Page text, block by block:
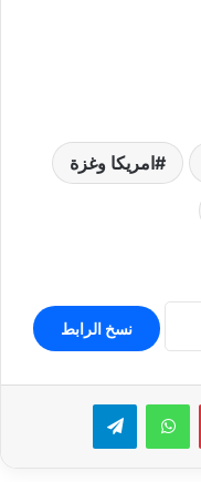
امريكا وغزة
نسخ الرابط
بينتيريستواتساب تيلقرام